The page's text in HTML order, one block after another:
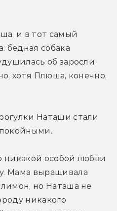
и в тот самый
бедная собака
об заросли
хотя Плюша, конечно,
Наташи стали
никакой особой любви
Мама выращивала
но Наташа не
никакого